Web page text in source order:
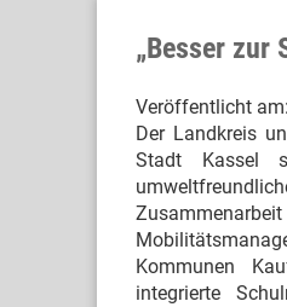
„Besser zur
Veröffentlicht am:
Der Landkreis
Stadt Kassel
Kommunen
integrierte